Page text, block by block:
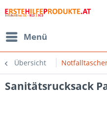
Menü
Übersicht
Sanitätsrucksack